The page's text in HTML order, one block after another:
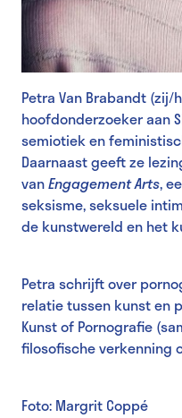
Petra Van Brabandt
hoofdonderzoeker aan
semiotiek en
Daarnaast geeft ze
vanEngagement Arts,
seksisme, seksuele
de kunstwereld en het
Petra schrijft over
relatie tussen kunst en
Kunst of Pornografie
filosofische verkenning
Foto: Margrit Coppé